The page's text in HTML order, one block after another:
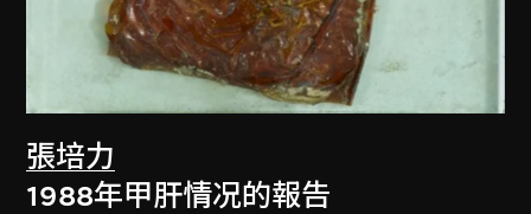
張培力
1988年甲肝情况的報告